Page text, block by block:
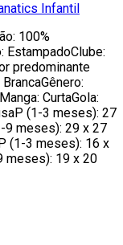
Infantil
100%
EstampadoClube:
predominante
CurtaGola:
(1-3 meses): 27
9 meses): 29 x 27
(1-3 meses): 16 x
meses): 19 x 20